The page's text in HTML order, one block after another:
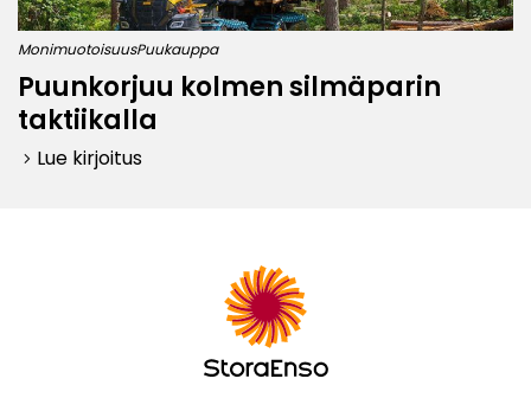
MonimuotoisuusPuukauppa
Puunkorjuu kolmen silmäparin
taktiikalla
keyboard_arrow_right Lue kirjoitus